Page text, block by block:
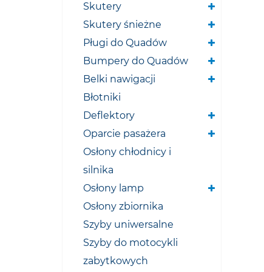
Skutery
Skutery śnieżne
Pługi do Quadów
Bumpery do Quadów
Belki nawigacji
Błotniki
Deflektory
Oparcie pasażera
Osłony chłodnicy i
silnika
Osłony lamp
Osłony zbiornika
Szyby uniwersalne
Szyby do motocykli
zabytkowych